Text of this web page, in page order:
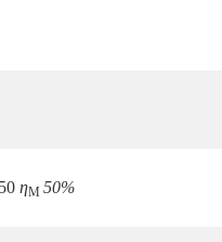
ηM 50%